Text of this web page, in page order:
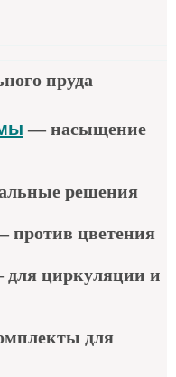
пруда
—насыщение
решения
против цветения
для циркуляции и
для